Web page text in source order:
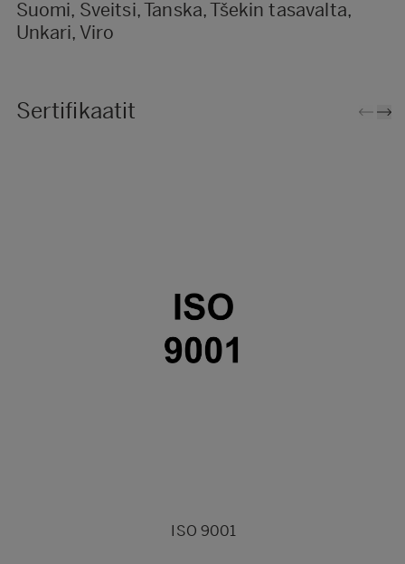
Suomi, Sveitsi, Tanska, Tšekin tasavalta,
Unkari, Viro
Sertifikaatit
ISO 9001